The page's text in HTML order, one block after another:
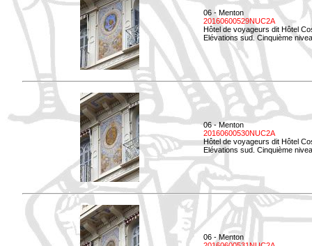
06 - Menton
20160600529NUC2A
Hôtel de voyageurs dit Hôtel
Elévations sud. Cinquième
06 - Menton
20160600530NUC2A
Hôtel de voyageurs dit Hôtel
Elévations sud. Cinquième
06 - Menton